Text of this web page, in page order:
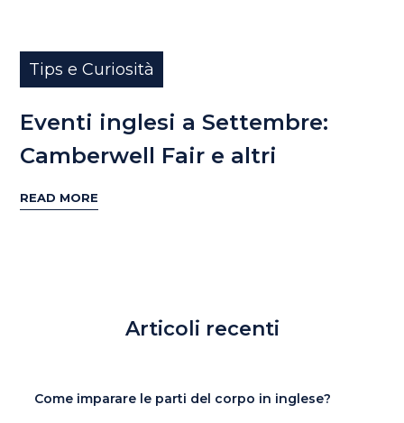
Tips e Curiosità
Eventi inglesi a Settembre:
Camberwell Fair e altri
READ MORE
Articoli recenti
Come imparare le parti del corpo in inglese?